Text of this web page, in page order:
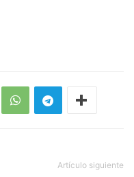
Artículo siguiente